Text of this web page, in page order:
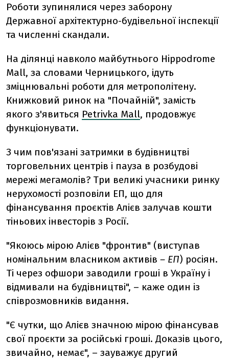
Роботи зупинялися через заборону
Державної архітектурно-будівельної інспекції
та численні скандали.
На ділянці навколо майбутнього Hippodrome
Mall, за словами Черницького, ідуть
зміцнювальні роботи для метрополітену.
Книжковий ринок на "Почайній", замість
якого з'явиться Petrivka Mall, продовжує
функціонувати.
З чим пов'язані затримки в будівництві
торговельних центрів і пауза в розбудові
мережі мегамолів? Три великі учасники ринку
нерухомості розповіли ЕП, що для
фінансування проєктів Алієв залучав кошти
тіньових інвесторів з Росії.
"Якоюсь мірою Алієв "фронтив" (виступав
номінальним власником активів – ЕП) росіян.
Ті через офшори заводили гроші в Україну і
відмивали на будівництві", – каже один із
співрозмовників видання.
"Є чутки, що Алієв значною мірою фінансував
свої проєкти за російські гроші. Доказів цього,
звичайно, немає", – зауважує другий